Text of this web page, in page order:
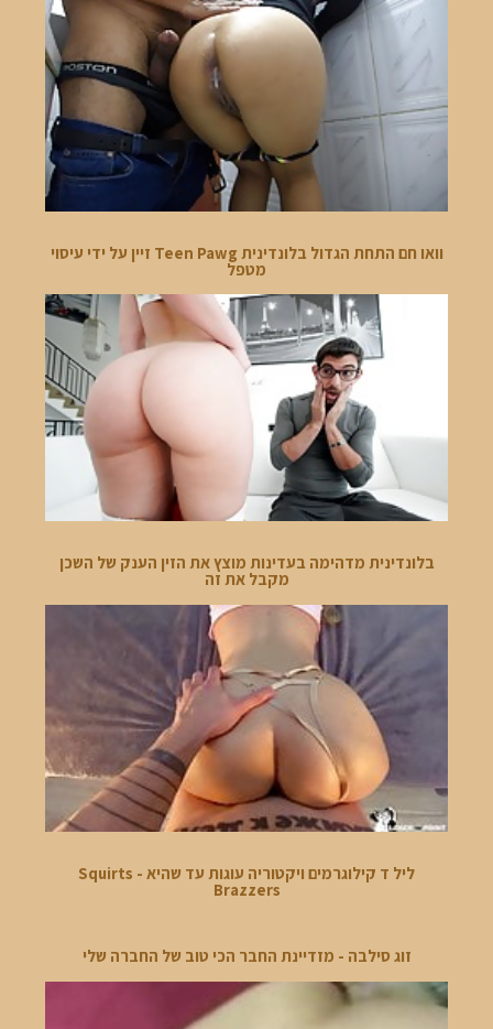
וואו חם התחת הגדול בלונדינית Teen Pawg זיין על ידי עיסוי
מטפל
בלונדינית מדהימה בעדינות מוצץ את הזין הענק של השכן
מקבל את זה
ליל ד קילוגרמים ויקטוריה עוגות עד שהיא Squirts -
Brazzers
זוג סילבה - מזדיינת החבר הכי טוב של החברה שלי